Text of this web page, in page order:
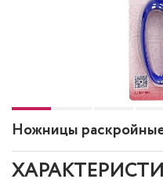
Ножницы